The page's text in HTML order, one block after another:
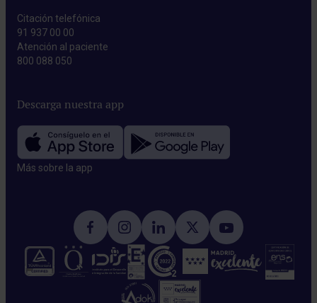
Citación telefónica
91 937 00 00
Atención al paciente
800 088 050
Descarga nuestra app
Más sobre la app​